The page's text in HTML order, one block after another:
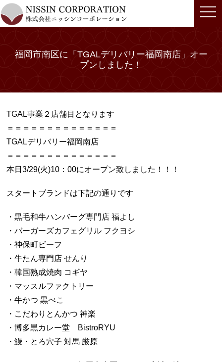
福岡市南区に「TGALデリバリー福岡南店」オー
プンしました！
TGAL事業２店舗目となります
＝＝＝＝＝＝＝＝＝＝＝＝＝＝
TGALデリバリー福岡南店
＝＝＝＝＝＝＝＝＝＝＝＝＝＝
本日3/29(火)10：00にオープン致しました！！！
スタートブランドは下記の通りです
・黒毛和牛ハンバーグ専門店 福よし
・バーガーズカフェグリル フクヨシ
・神保町ビーフ
・牛たん専門店 せんり
・韓国熟成焼肉 コギヤ
・マッスルファクトリー
・牛かつ 黒べこ
・こだわりとんかつ 神楽
・博多黒カレー堂 BistroRYU
・鰻・とろ穴子 対馬 厳原